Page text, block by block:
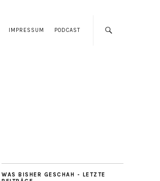
IMPRESSUM PODCAST
WAS BISHER GESCHAH - LETZTE